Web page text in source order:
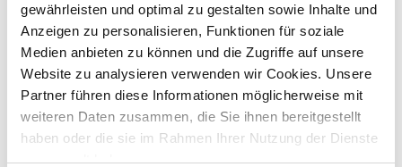
gewährleisten und optimal zu gestalten sowie Inhalte und
Anzeigen zu personalisieren, Funktionen für soziale
Medien anbieten zu können und die Zugriffe auf unsere
Website zu analysieren verwenden wir Cookies. Unsere
Partner führen diese Informationen möglicherweise mit
weiteren Daten zusammen, die Sie ihnen bereitgestellt
haben oder die sie im Rahmen Ihrer Nutzung der Dienste
gesammelt haben.
Inhalt:
7,99 €*
nur im